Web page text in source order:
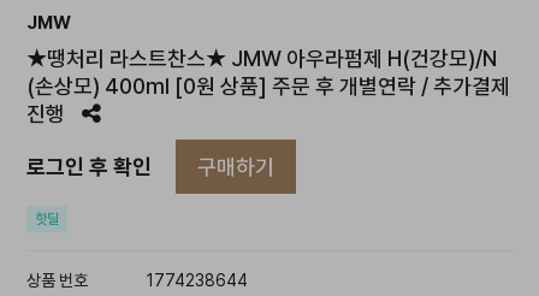
JMW
★땡처리 라스트찬스★ JMW 아우라펌제 H(건강모)/N
(손상모) 400ml [0원 상품] 주문 후 개별연락 / 추가결제
진행
로그인 후 확인 구매하기
핫딜
상품 번호 1774238644